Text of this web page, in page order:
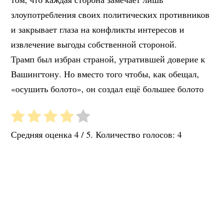
злоупотребления своих политических противников
и закрывает глаза на конфликты интересов и
извлечение выгоды собственной стороной.
Трамп был избран страной, утратившей доверие к
Вашингтону. Но вместо того чтобы, как обещал,
«осушить болото», он создал ещё большее болото
Средняя оценка4 / 5. Количество голосов:4